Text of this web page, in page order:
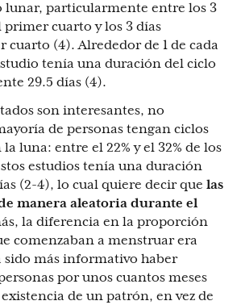
lunar, particularmente entre los 3
primer cuarto y los 3 días
cuarto (4). Alrededor de 1 de cada
tenía una duración del ciclo
29.5 días (4).
son interesantes, no
de personas tengan ciclos
luna: entre el 22% y el 32% de los
estudios tenía una duración
(2-4), lo cual quiere decir que las
manera aleatoria durante el
la diferencia en la proporción
comenzaban a menstruar era
sido más informativo haber
por unos cuantos meses
de un patrón, en vez de